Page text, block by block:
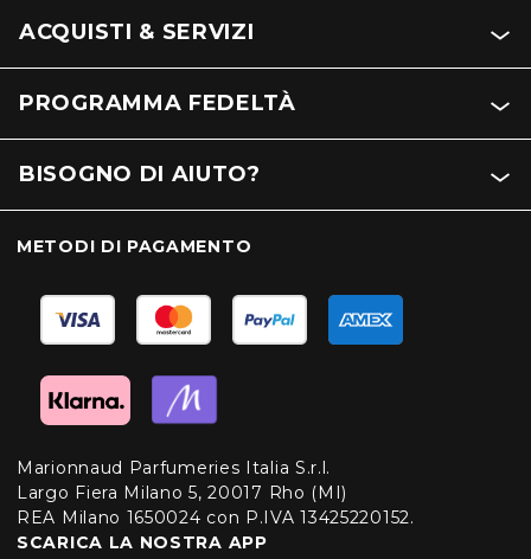
ACQUISTI & SERVIZI
PROGRAMMA FEDELTÀ
BISOGNO DI AIUTO?
METODI DI PAGAMENTO
Marionnaud Parfumeries Italia S.r.l.
Largo Fiera Milano 5, 20017 Rho (MI)
REA Milano 1650024 con P.IVA 13425220152.
SCARICA LA NOSTRA APP